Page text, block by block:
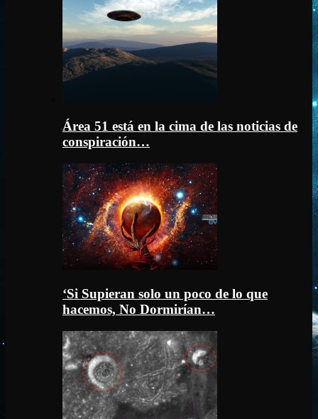
Área 51 está en la cima de las noticias de
conspiración…
‘Si Supieran solo un poco de lo que
hacemos, No Dormirían…